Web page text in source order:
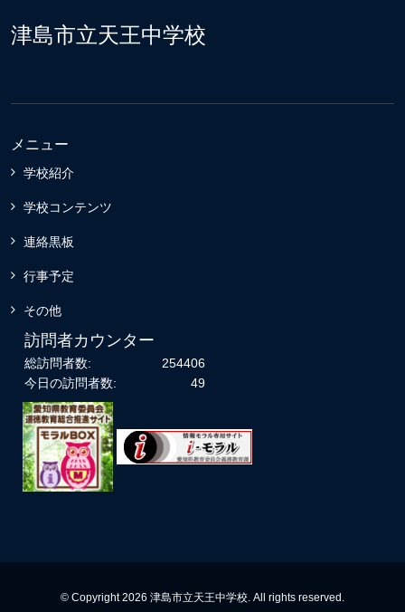
津島市立天王中学校
メニュー
学校紹介
学校コンテンツ
連絡黒板
行事予定
その他
訪問者カウンター
254406
総訪問者数:
49
今日の訪問者数:
© Copyright 2026 津島市立天王中学校. All rights reserved.